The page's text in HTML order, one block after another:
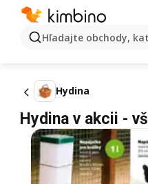
Hľadajte obchody,
Hydina
Hydina v akcii -